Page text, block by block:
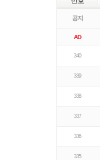
공지
AD
340
339
338
337
336
335